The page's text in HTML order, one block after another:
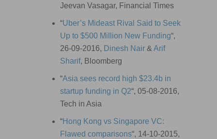
Jeevan Vasagar, Financial Times
“Uber’s Mideast Rival Said to Seek
Up to $500 Million New Funding“,
26-09-2016, Dinesh Nair & Arif
Sharif, Bloomberg
“Asia sees record high $23.4b in
startup funding in Q2“, 05-08-2016,
Tech in Asia
“Hong Kong vs Singapore VC:
Flawed comparisons“, 14-10-2015,